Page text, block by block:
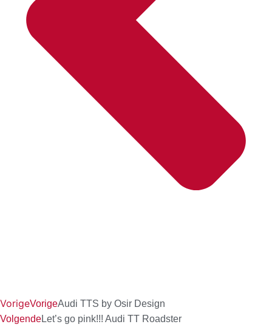
VorigeVorigeAudi TTS by Osir Design
VolgendeLet’s go pink!!! Audi TT Roadster